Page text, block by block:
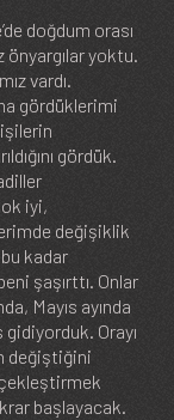
doğdum orası
yoktu.
vardı.
gördüklerimi
gördük.
iyi,
değişiklik
kadar
şaşırttı. Onlar
Mayıs ayında
Orayı
değiştiğini
başlayacak.